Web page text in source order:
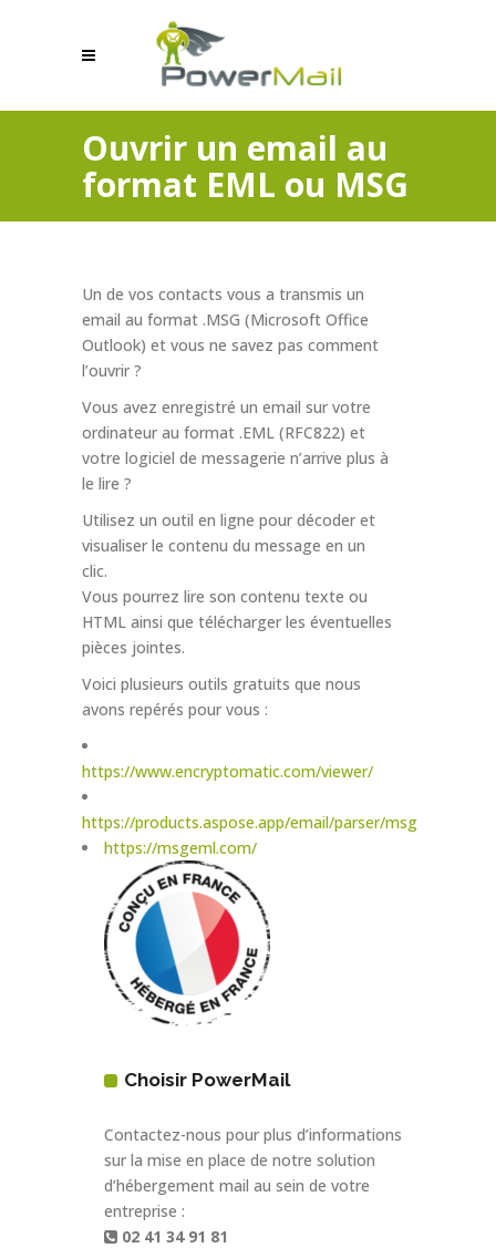
Ouvrir un email au
format EML ou MSG
Un de vos contacts vous a transmis un
email au format .MSG (Microsoft Office
Outlook) et vous ne savez pas comment
l’ouvrir ?
Vous avez enregistré un email sur votre
ordinateur au format .EML (RFC822) et
votre logiciel de messagerie n’arrive plus à
le lire ?
Utilisez un outil en ligne pour décoder et
visualiser le contenu du message en un
clic.
Vous pourrez lire son contenu texte ou
HTML ainsi que télécharger les éventuelles
pièces jointes.
Voici plusieurs outils gratuits que nous
avons repérés pour vous :
https://www.encryptomatic.com/viewer/
https://products.aspose.app/email/parser/msg
https://msgeml.com/
Choisir PowerMail
Contactez-nous pour plus d’informations
sur la mise en place de notre solution
d’hébergement mail au sein de votre
entreprise :
02 41 34 91 81